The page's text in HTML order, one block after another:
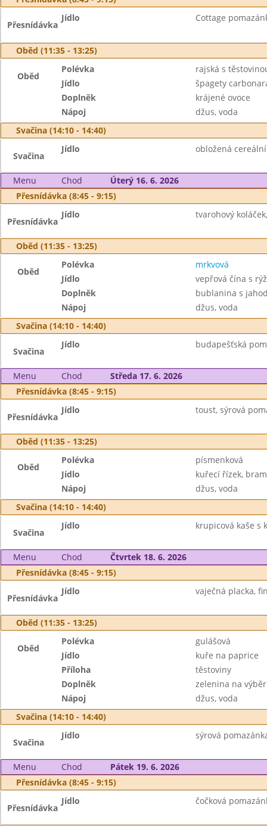
Přesnídávka
Jídlo Cottage
Oběd (11:35 - 13:25)
Oběd
Polévka
rajská s
Jídlo
špagety
Doplněk
krájené ovoce
Nápoj
džus, voda
Svačina (14:10 - 14:40)
Svačina
Jídlo obložená
Menu Chod
Úterý 16. 6. 2026
Přesnídávka (8:45 - 9:15)
Přesnídávka
Jídlo tvarohový
Oběd (11:35 - 13:25)
Oběd
Polévka
mrkvová
Jídlo
vepřová čína s
Doplněk
bublanina s
Nápoj
džus, voda
Svačina (14:10 - 14:40)
Svačina
Jídlo budapešťská
Menu Chod
Středa 17. 6. 2026
Přesnídávka (8:45 - 9:15)
Přesnídávka
Jídlo toust, sýrová
Oběd (11:35 - 13:25)
Oběd
Polévka
písmenková
Jídlo
kuřecí řízek,
Nápoj
džus, voda
Svačina (14:10 - 14:40)
Svačina
Jídlo krupicová kaše s
Menu Chod
Čtvrtek 18. 6. 2026
Přesnídávka (8:45 - 9:15)
Přesnídávka
Jídlo vaječná placka,
Oběd (11:35 - 13:25)
Oběd
Polévka
gulášová
Jídlo
kuře na paprice
Příloha
těstoviny
Doplněk
zelenina na výběr
Nápoj
džus, voda
Svačina (14:10 - 14:40)
Svačina
Jídlo sýrová
Menu Chod
Pátek 19. 6. 2026
Přesnídávka (8:45 - 9:15)
Přesnídávka
Jídlo čočková